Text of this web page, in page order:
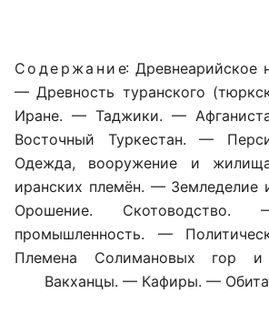
Содержание: Древнеарийское
— Древность туранского
Иране. — Таджики. —
Восточный Туркестан. —
Одежда, вооружение и
иранских племён. — Земледелие
Орошение. Скотоводство.
промышленность. —
Племена Солимановых гор
Вакханцы. — Кафиры. —